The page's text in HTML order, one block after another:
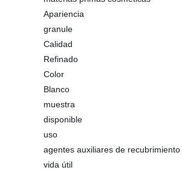
Apariencia
granule
Calidad
Refinado
Color
Blanco
muestra
disponible
uso
agentes auxiliares de
vida útil